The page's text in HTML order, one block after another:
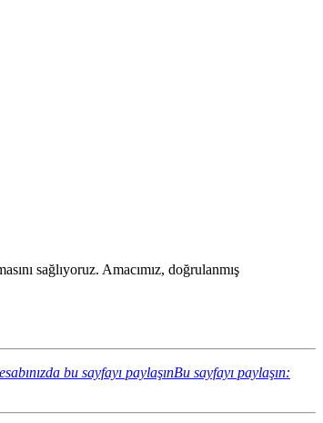
sağlıyoruz. Amacımız, doğrulanmış
bu sayfayı paylaşınBu sayfayı paylaşın: